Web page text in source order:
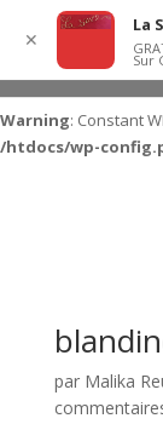
Warning : Constant
/htdocs/wp-
par Malika
✕
La
Sur